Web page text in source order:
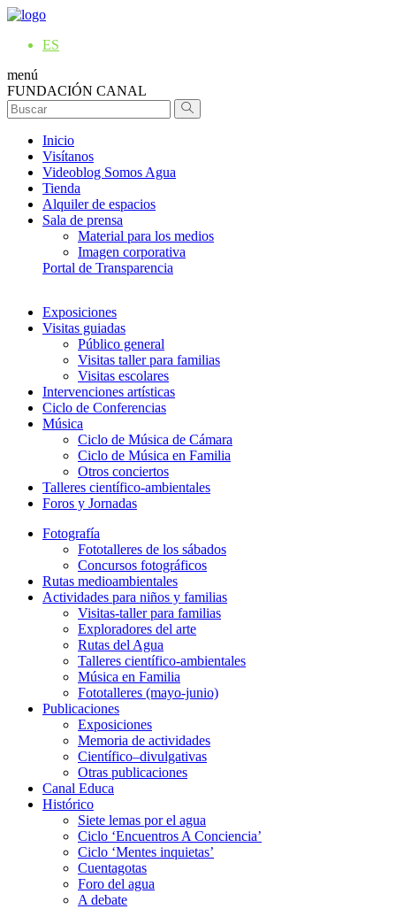
ES
menú
FUNDACIÓN CANAL
Inicio
Visítanos
Videoblog Somos Agua
Tienda
Alquiler de espacios
Sala de prensa
Material para los medios
Imagen corporativa
Portal de Transparencia
Exposiciones
Visitas guiadas
Público general
Visitas taller para familias
Visitas escolares
Intervenciones artísticas
Ciclo de Conferencias
Música
Ciclo de Música de Cámara
Ciclo de Música en Familia
Otros conciertos
Talleres científico-ambientales
Foros y Jornadas
Fotografía
Fototalleres de los sábados
Concursos fotográficos
Rutas medioambientales
Actividades para niños y familias
Visitas-taller para familias
Exploradores del arte
Rutas del Agua
Talleres científico-ambientales
Música en Familia
Fototalleres (mayo-junio)
Publicaciones
Exposiciones
Memoria de actividades
Científico–divulgativas
Otras publicaciones
Canal Educa
Histórico
Siete lemas por el agua
Ciclo ‘Encuentros A Conciencia’
Ciclo ‘Mentes inquietas’
Cuentagotas
Foro del agua
A debate